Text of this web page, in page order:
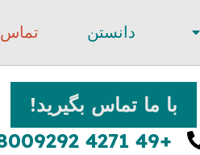
دانستن تماس
با ما تماس بگیرید!
+49 4271 8009292